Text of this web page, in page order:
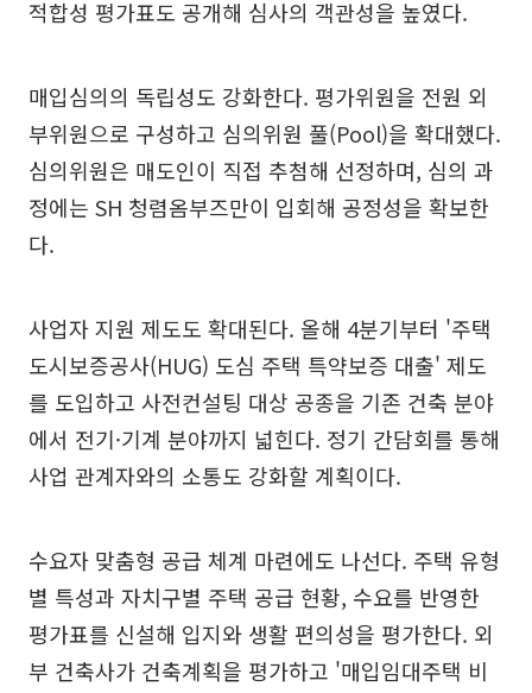
적합성 평가표도 공개해 심사의 객관성을 높였다.
매입심의의 독립성도 강화한다. 평가위원을 전원 외
부위원으로 구성하고 심의위원 풀(Pool)을 확대했다.
심의위원은 매도인이 직접 추첨해 선정하며, 심의 과
정에는 SH 청렴옴부즈만이 입회해 공정성을 확보한
다.
사업자 지원 제도도 확대된다. 올해 4분기부터 '주택
도시보증공사(HUG) 도심 주택 특약보증 대출' 제도
를 도입하고 사전컨설팅 대상 공종을 기존 건축 분야
에서 전기·기계 분야까지 넓힌다. 정기 간담회를 통해
사업 관계자와의 소통도 강화할 계획이다.
수요자 맞춤형 공급 체계 마련에도 나선다. 주택 유형
별 특성과 자치구별 주택 공급 현황, 수요를 반영한
평가표를 신설해 입지와 생활 편의성을 평가한다. 외
부 건축사가 건축계획을 평가하고 '매입임대주택 비